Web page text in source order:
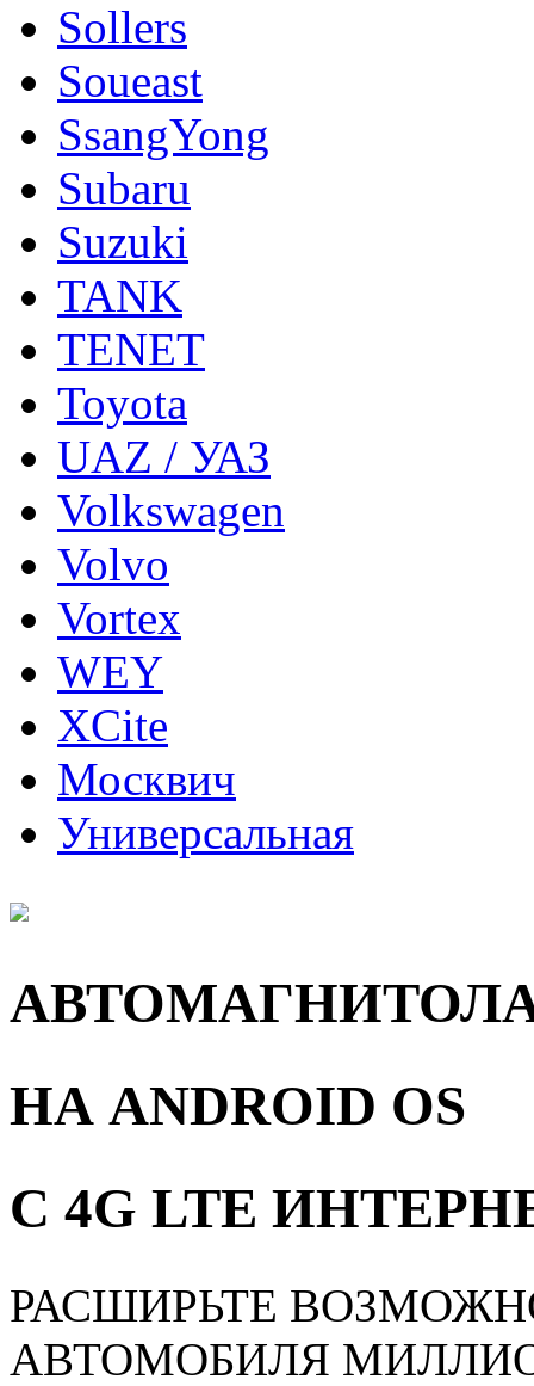
Sollers
Soueast
SsangYong
Subaru
Suzuki
TANK
TENET
Toyota
UAZ / УАЗ
Volkswagen
Volvo
Vortex
WEY
XCite
Москвич
Универсальная
НА ANDROID OS
С 4G LTE
РАСШИРЬТЕ
АВТОМОБИЛЯ